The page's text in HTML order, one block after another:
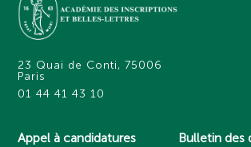
23 Quai de Conti, 75006
Paris
01 44 41 43 10
Appel à candidatures Bulletin des